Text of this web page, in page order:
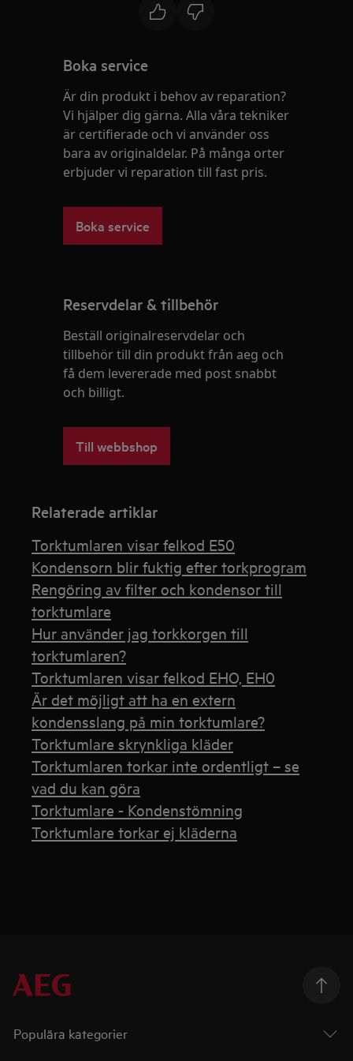
Boka service
Är din produkt i behov av reparation?
Vi hjälper dig gärna. Alla våra tekniker
är certifierade och vi använder oss
bara av originaldelar. På många orter
erbjuder vi reparation till fast pris.
Boka service
Reservdelar & tillbehör
Beställ originalreservdelar och
tillbehör till din produkt från aeg och
få dem levererade med post snabbt
och billigt.
Till webbshop
Relaterade artiklar
Torktumlaren visar felkod E50
Kondensorn blir fuktig efter torkprogram
Rengöring av filter och kondensor till
torktumlare
Hur använder jag torkkorgen till
torktumlaren?
Torktumlaren visar felkod EHO, EH0
Är det möjligt att ha en extern
kondensslang på min torktumlare?
Torktumlare skrynkliga kläder
Torktumlaren torkar inte ordentligt – se
vad du kan göra
Torktumlare - Kondenstömning
Torktumlare torkar ej kläderna
Populära kategorier